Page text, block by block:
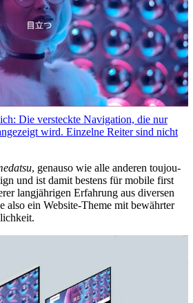
Die versteckte Navigation, die nur
wird. Einzelne Reiter sind nicht
, genauso wie alle anderen toujou-
und ist damit bestens für mobile first
langjährigen Erfahrung aus diversen
also ein Website-Theme mit bewährter